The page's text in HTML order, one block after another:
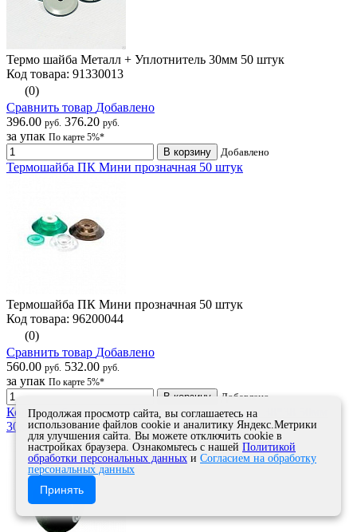
Термо шайба Металл + Уплотнитель 30мм 50 штук
Код товара: 91330013
(0)
Сравнить товар Добавлено
396.00 руб. 376.20 руб.
за упак По карте 5%*
В корзину Добавлено
Термошайба ПК Мини прозначная 50 штук
Термошайба ПК Мини прозначная 50 штук
Код товара: 96200044
(0)
Сравнить товар Добавлено
560.00 руб. 532.00 руб.
за упак По карте 5%*
В корзину Добавлено
Колесо мебельное шар Серая резина плошадка 38*38 50мм
30кг
Продолжая просмотр сайта, вы соглашаетесь на
использование файлов cookie и аналитику Яндекс.Метрики
для улучшения сайта. Вы можете отключить cookie в
настройках браузера. Ознакомьтесь с нашей Политикой
обработки персональных данных и Согласием на обработку
персональных данных
Принять